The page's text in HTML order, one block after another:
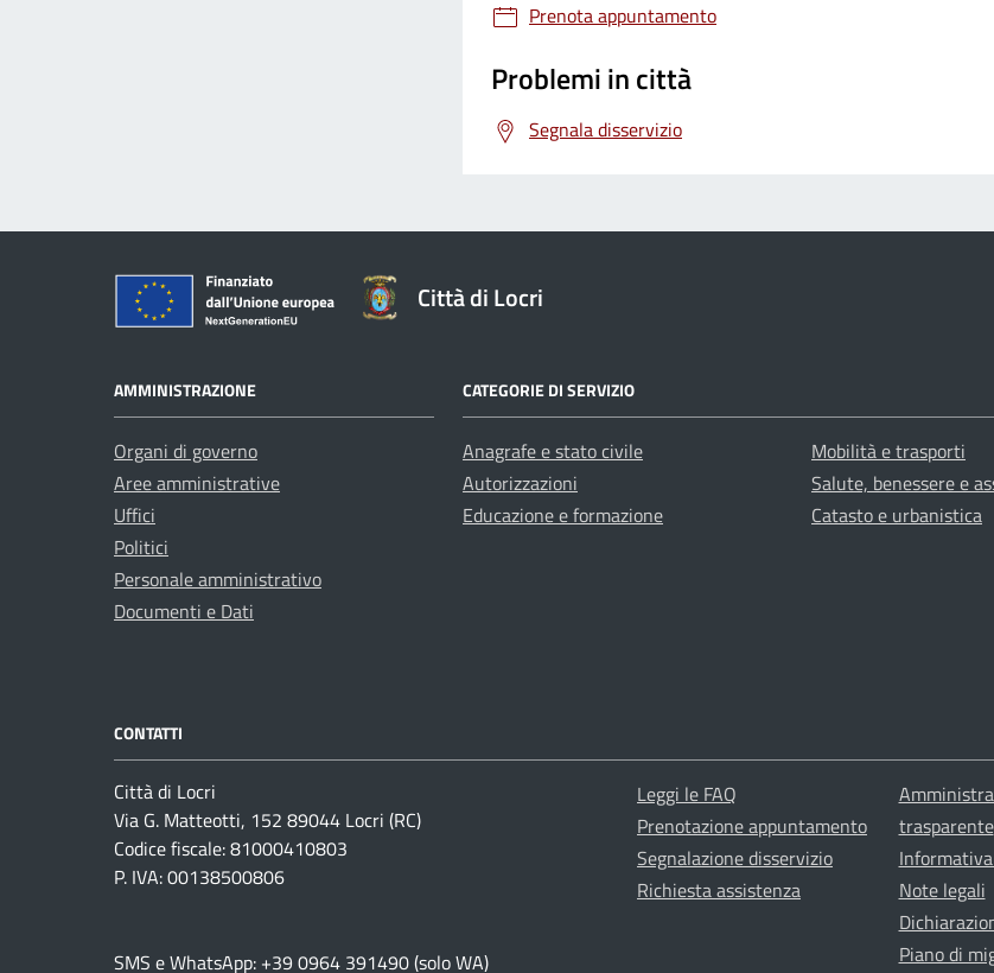
Prenota appuntamento
Problemi in città
Segnala disservizio
Città di Locri
AMMINISTRAZIONE
Organi di governo
Aree amministrative
Uffici
Politici
Personale amministrativo
Documenti e Dati
CATEGORIE DI SERVIZIO
Anagrafe e stato civile
Autorizzazioni
Educazione e formazione
Mobilità e trasporti
Salute, benessere e
Catasto e urbanistica
CONTATTI
Città di Locri
Via G. Matteotti, 152 89044 Locri (RC)
Codice fiscale: 81000410803
P. IVA: 00138500806
SMS e WhatsApp: +39 0964 391490 (solo WA)
Leggi le FAQ
Prenotazione appuntamento
Segnalazione disservizio
Richiesta assistenza
trasparente
Note legali
Piano di